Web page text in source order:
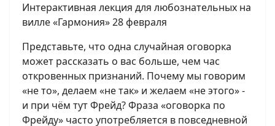
Интерактивная лекция для любознательных на
вилле «Гармония» 28 февраля
Представьте, что одна случайная оговорка
может рассказать о вас больше, чем час
откровенных признаний. Почему мы говорим
«не то», делаем «не так» и желаем «не этого» -
и при чём тут Фрейд? Фраза «оговорка по
Фрейду» часто употребляется в повседневной